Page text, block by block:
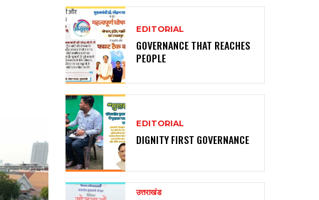
EDITORIAL
GOVERNANCE THAT REACHES
PEOPLE
EDITORIAL
DIGNITY FIRST GOVERNANCE
उत्तराखंड